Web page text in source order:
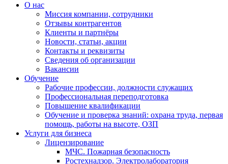
О нас
Миссия компании, сотрудники
Отзывы контрагентов
Клиенты и партнёры
Новости, статьи, акции
Контакты и реквизиты
Сведения об организации
Вакансии
Обучение
Рабочие профессии, должности служащих
Профессиональная переподготовка
Повышение квалификации
Обучение и проверка знаний: охрана труда, первая
помощь, работы на высоте, ОЗП
Услуги для бизнеса
Лицензирование
МЧС. Пожарная безопасность
Ростехнадзор. Электролаборатория